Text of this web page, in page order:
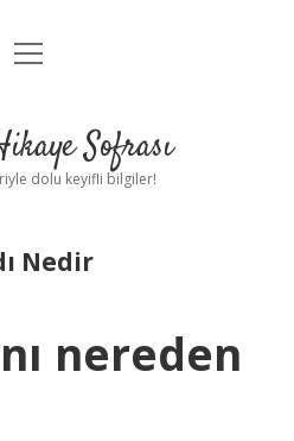
Anasayfa
Uyarı
menüyü
Sofrası
dolu keyifli bilgiler!
Nedir
nereden